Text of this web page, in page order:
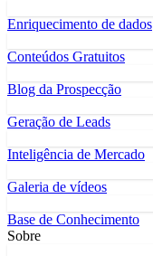
Enriquecimento de dados
Conteúdos Gratuitos
Blog da Prospecção
Geração de Leads
Inteligência de Mercado
Galeria de vídeos
Base de Conhecimento
Sobre